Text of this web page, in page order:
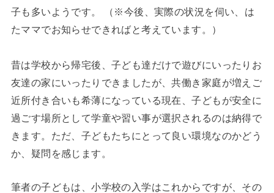
子も多いようです。 （※今後、実際の状況を伺い、は
たママでお知らせできればと考えています。）
昔は学校から帰宅後、子ども達だけで遊びにいったりお
友達の家にいったりできましたが、共働き家庭が増えご
近所付き合いも希薄になっている現在、子どもが安全に
過ごす場所として学童や習い事が選択されるのは納得で
きます。ただ、子どもたちにとって良い環境なのかどう
か、疑問を感じます。
筆者の子どもは、小学校の入学はこれからですが、その